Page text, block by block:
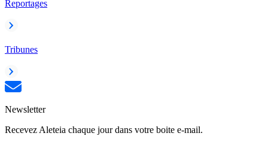
Reportages
Tribunes
Newsletter
Recevez Aleteia chaque jour dans votre boite e-mail.